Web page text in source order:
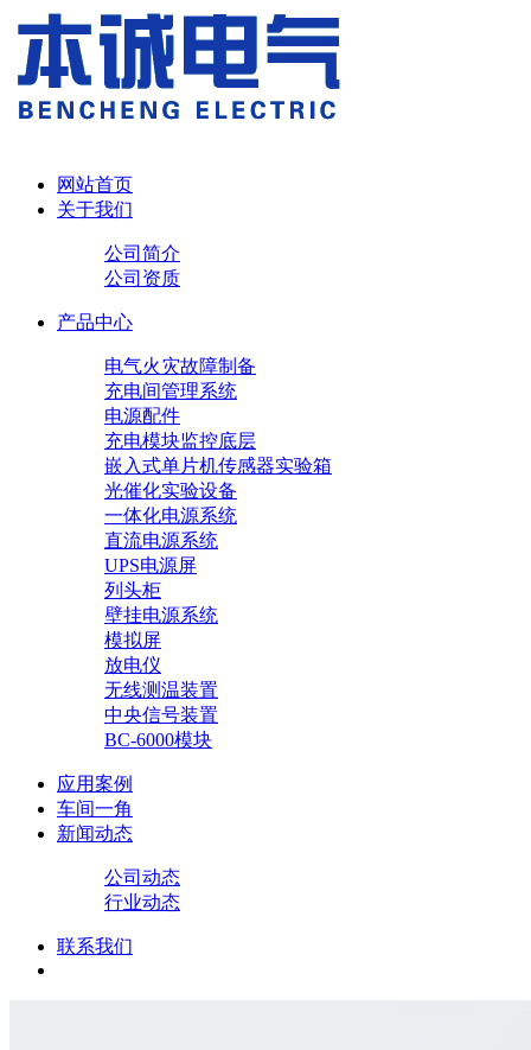
网站首页
关于我们
公司简介
公司资质
产品中心
电气火灾故障制备
充电间管理系统
电源配件
充电模块监控底层
嵌入式单片机传感器实验箱
光催化实验设备
一体化电源系统
直流电源系统
UPS电源屏
列头柜
壁挂电源系统
模拟屏
放电仪
无线测温装置
中央信号装置
BC-6000模块
应用案例
车间一角
新闻动态
公司动态
行业动态
联系我们